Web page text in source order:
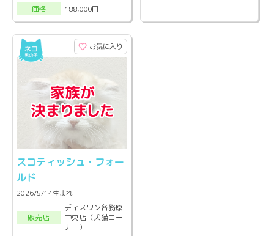
価格
188,000円
お気に入り
スコティッシュ・フォー
ルド
2026/5/14生まれ
販売店
ディスワン各務原
中央店（犬猫コー
ナー）